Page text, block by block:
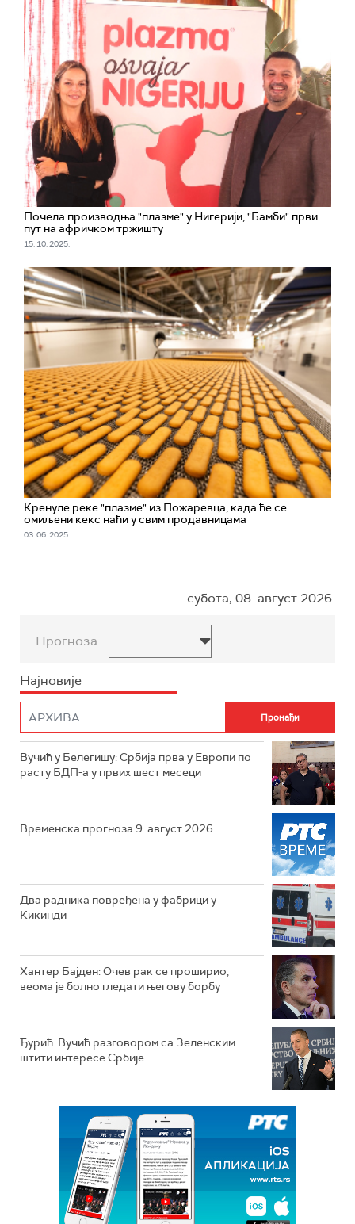
Почела производња "плазме" у Нигерији, "Бамби" први
пут на афричком тржишту
15. 10. 2025.
Кренуле реке "плазме" из Пожаревца, када ће се
омиљени кекс наћи у свим продавницама
03. 06. 2025.
субота, 08. август 2026.
Прогноза
Најновије
Вучић у Белегишу: Србија прва у Европи по
расту БДП-а у првих шест месеци
Временска прогноза 9. август 2026.
Два радника повређена у фабрици у
Кикинди
Хантер Бајден: Очев рак се проширио,
веома је болно гледати његову борбу
Ђурић: Вучић разговором са Зеленским
штити интересе Србије